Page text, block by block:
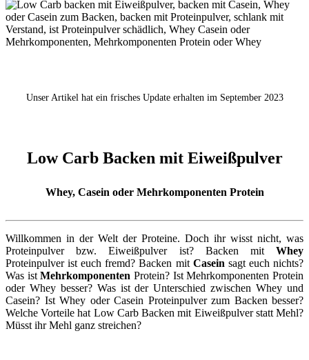
Unser Artikel hat ein frisches Update erhalten im September 2023
Low Carb Backen mit Eiweißpulver
Whey, Casein oder Mehrkomponenten Protein
Willkommen in der Welt der Proteine. Doch ihr wisst nicht, was
Proteinpulver bzw. Eiweißpulver ist? Backen mit Whey
Proteinpulver ist euch fremd? Backen mit Caseinsagt euch nichts?
Was istMehrkomponenten Protein? Ist Mehrkomponenten Protein
oder Whey besser? Was ist der Unterschied zwischen Whey und
Casein? Ist Whey oder Casein Proteinpulver zum Backen besser?
Welche Vorteile hat Low Carb Backen mit Eiweißpulver statt Mehl?
Müsst ihr Mehl ganz streichen?